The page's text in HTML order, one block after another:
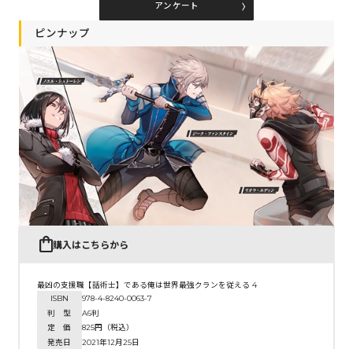
閉じる
アンケート
ピンナップ
購入はこちらから
最凶の支援職【話術士】である俺は世界最強クランを従える 4
ISBN
978-4-8240-0063-7
判 型
A6判
定 価
825円（税込）
発売日
2021年12月25日